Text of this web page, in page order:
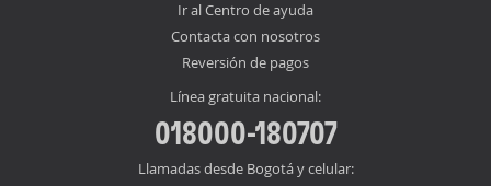
Ir al Centro de ayuda
Contacta con nosotros
Reversión de pagos
Línea gratuita nacional:
018000-180707
Llamadas desde Bogotá y celular: